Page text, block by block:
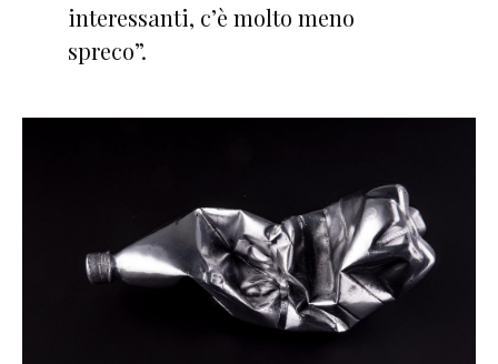
interessanti, c’è molto meno
spreco”.